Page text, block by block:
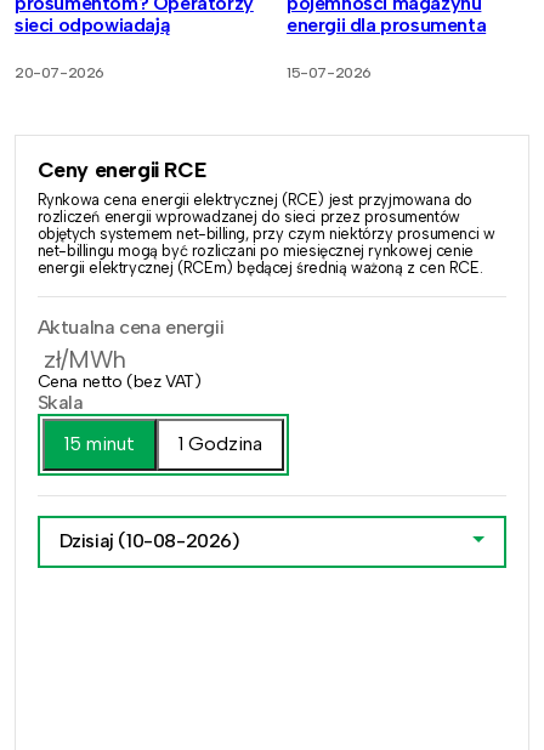
sieci odpowiadają
20-07-2026
energii dla prosumenta
15-07-2026
Ceny energii RCE
Rynkowa cena energii elektrycznej (RCE) jest przyjmowana do
rozliczeń energii wprowadzanej do sieci przez prosumentów
objętych systemem net-billing, przy czym niektórzy prosumenci w
net-billingu mogą być rozliczani po miesięcznej rynkowej cenie
energii elektrycznej (RCEm) będącej średnią ważoną z cen RCE.
Aktualna cena energii
zł/MWh
Cena netto (bez VAT)
Skala
15 minut
1 Godzina
Dzisiaj (10-08-2026)